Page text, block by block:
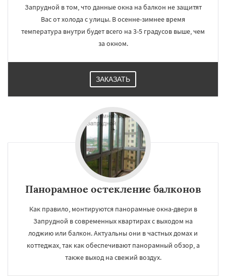
Запрудной в том, что данные окна на балкон не защитят
Вас от холода с улицы. В осенне-зимнее время
температура внутри будет всего на 3-5 градусов выше, чем
за окном.
ЗАКАЗАТЬ
Панорамное остекление балконов
Как правило, монтируются панорамные окна-двери в
Запрудной в современных квартирах с выходом на
лоджию или балкон. Актуальны они в частных домах и
коттеджах, так как обеспечивают панорамный обзор, а
также выход на свежий воздух.